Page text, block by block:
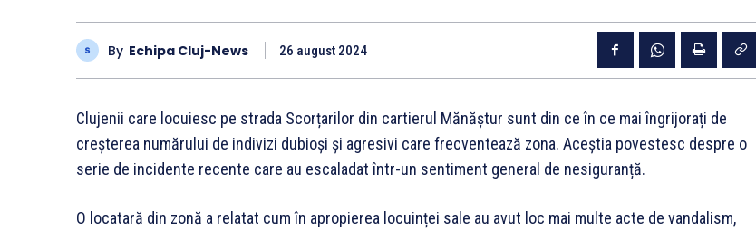
By Echipa Cluj-News 26 august 2024
Clujenii care locuiesc pe strada Scorțarilor din cartierul Mănăștur sunt din ce în ce mai îngrijorați de
creșterea numărului de indivizi dubioși și agresivi care frecventează zona. Aceștia povestesc despre o
serie de incidente recente care au escaladat într-un sentiment general de nesiguranță.
O locatară din zonă a relatat cum în apropierea locuinței sale au avut loc mai multe acte de vandalism,